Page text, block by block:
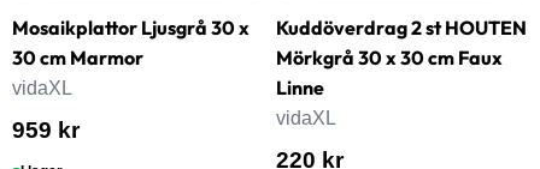
Mosaikplattor Ljusgrå 30 x
30 cm Marmor
vidaXL
959 kr
Kuddöverdrag 2 st HOUTEN
Mörkgrå 30 x 30 cm Faux
Linne
vidaXL
220 kr